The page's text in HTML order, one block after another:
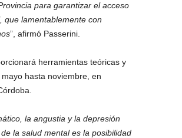
para garantizar el acceso
que lamentablemente con
”, afirmó Passerini.
herramientas teóricas y
hasta noviembre, en
la angustia y la depresión
la salud mental es la posibilidad